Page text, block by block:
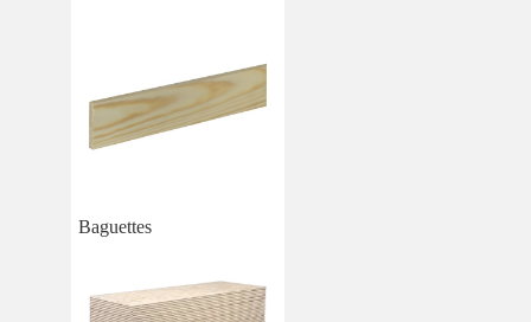
Baguettes